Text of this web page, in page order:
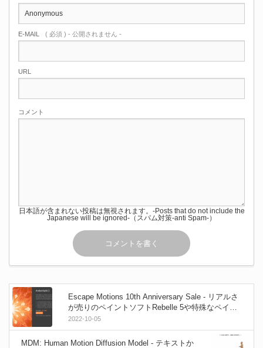
E-MAIL ( 必須 ) - 公開されません -
URL
コメント
日本語が含まれない投稿は無視されます。-Posts that do not include the
Japanese will be ignored-（スパム対策-anti Spam-）
Escape Motions 10th Anniversary Sale - リアルさ
が売りのペイントソフトRebelle 5や特殊なペイン
トが可能なFlamePainter 4、Amberlight 2 などのク
リエイティブツールが10日間限定で全て$10（1,50
0円）に！！！
2022-10-05
MDM: Human Motion Diffusion Model - テキストか